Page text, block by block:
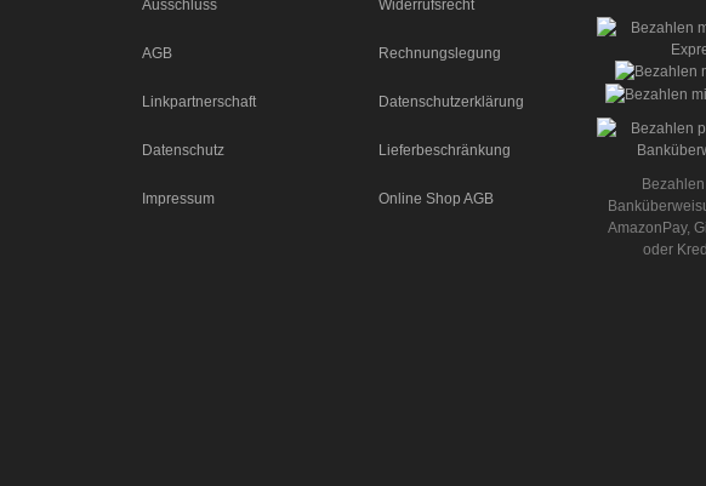
Ausschluss
AGB
Linkpartnerschaft
Datenschutz
Impressum
Widerrufsrecht
Rechnungslegung
Datenschutzerklärung
Lieferbeschränkung
Online Shop AGB
AmazonPay,
oder